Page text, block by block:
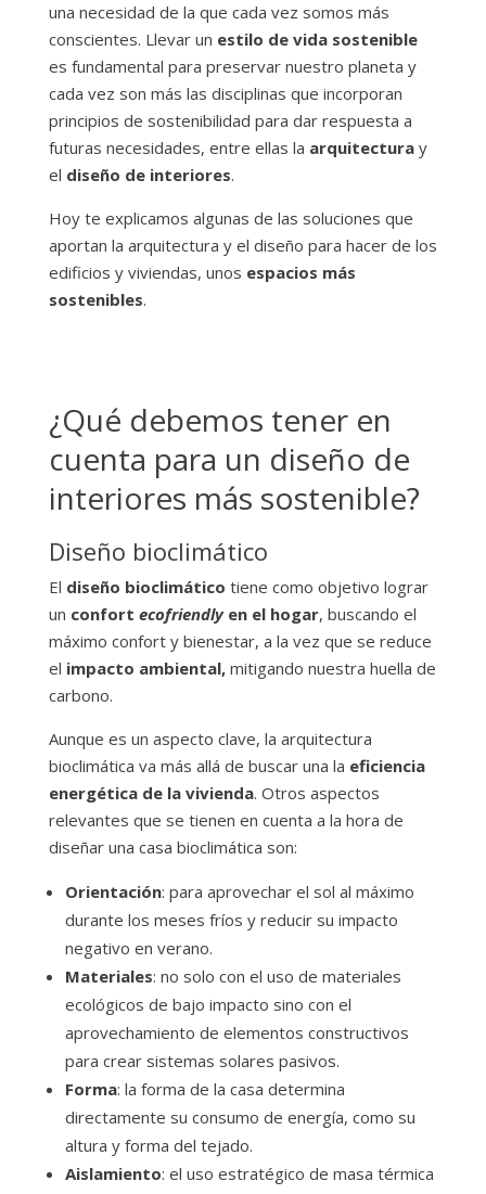
una necesidad de la que cada vez somos más
conscientes. Llevar un estilo de vida sostenible
es fundamental para preservar nuestro planeta y
cada vez son más las disciplinas que incorporan
principios de sostenibilidad para dar respuesta a
futuras necesidades, entre ellas la arquitecturay
el diseño de interiores.
Hoy te explicamos algunas de las soluciones que
aportan la arquitectura y el diseño para hacer de los
edificios y viviendas, unos espacios más
sostenibles.
¿Qué debemos tener en
cuenta para un diseño de
interiores más sostenible?
Diseño bioclimático
El diseño bioclimático tiene como objetivo lograr
un confort ecofriendlyen el hogar, buscando el
máximo confort y bienestar, a la vez que se reduce
el impacto ambiental,mitigando nuestra huella de
carbono.
Aunque es un aspecto clave, la arquitectura
bioclimática va más allá de buscar una la eficiencia
energética de la vivienda. Otros aspectos
relevantes que se tienen en cuenta a la hora de
diseñar una casa bioclimática son:
Orientación: para aprovechar el sol al máximo
durante los meses fríos y reducir su impacto
negativo en verano.
Materiales: no solo con el uso de materiales
ecológicos de bajo impacto sino con el
aprovechamiento de elementos constructivos
para crear sistemas solares pasivos.
Forma: la forma de la casa determina
directamente su consumo de energía, como su
altura y forma del tejado.
Aislamiento: el uso estratégico de masa térmica